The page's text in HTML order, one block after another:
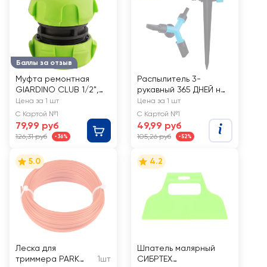
Баллы за отзыв
Муфта ремонтная
GIARDINO CLUB 1/2",
Арт. LX1006R
Цена за 1 шт
С Картой №1
79,99 руб
126,31 руб -36%
Распылитель 3-
рукавный 365 ДНЕЙ на
пике, Арт. TS1037
Цена за 1 шт
С Картой №1
49,99 руб
105,26 руб -52%
5.0
Леска для
триммера PARK
1шт
4.2
Шпатель малярный
СИБРТЕХ